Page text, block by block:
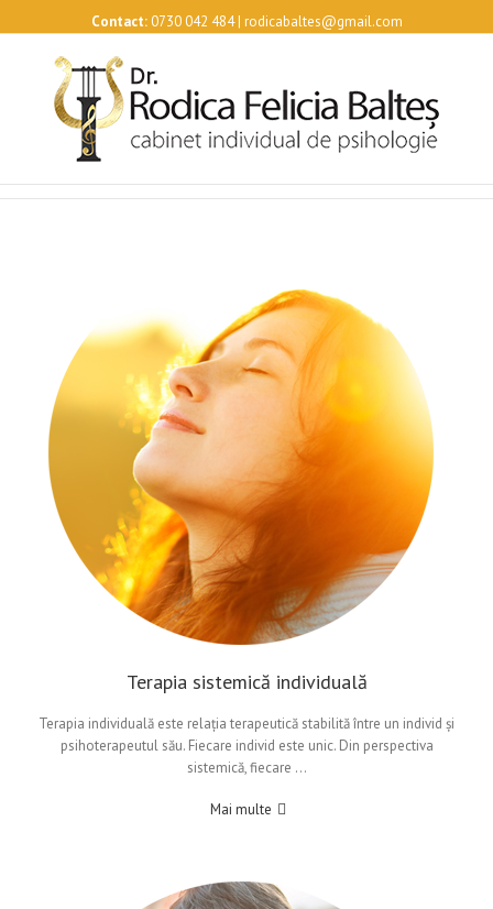
Contact:0730 042 484 | rodicabaltes@gmail.com
Terapia sistemică individuală
Terapia individuală este relația terapeutică stabilită între un individ și
psihoterapeutul său. Fiecare individ este unic. Din perspectiva
sistemică, fiecare …
Mai multe